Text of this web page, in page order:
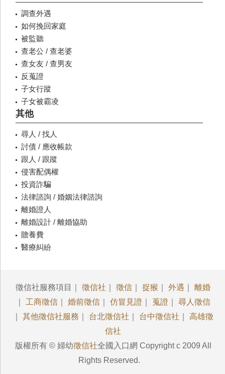
調查外遇
如何挽回家庭
被監聽
查老公 / 查老婆
查女友 / 查男友
反蒐證
子女行蹤
子女被霸凌
其他
尋人 / 找人
討債 / 應收帳款
跟人 / 跟蹤
侵害配偶權
投資詐騙
法律諮詢 / 婚姻法律諮詢
離婚證人
離婚設計 / 離婚協助
贍養費
醫療糾紛
徵信社服務項目｜ 徵信社 徵信 捉猴 外遇
離婚
工商徵信 婚前徵信 仿冒見證 蒐證
尋人徵信
其他徵信社服務 台北徵信社 台中徵信社
高雄徵
信社
版權所有 © 婦幼徵信社全國入口網 Copyright c 2009 All
Rights Reserved.